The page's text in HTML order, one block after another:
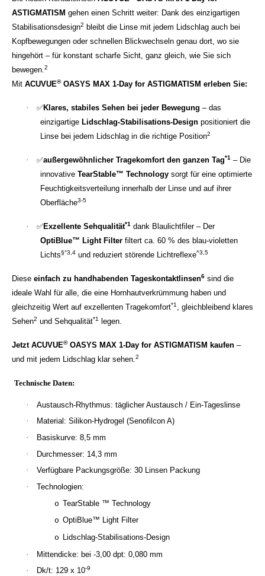
ASTIGMATISM gehen einen Schritt weiter: Dank des einzigartigen
Stabilisationsdesign2 bleibt die Linse mit jedem Lidschlag auch bei
Kopfbewegungen oder schnellen Blickwechseln genau dort, wo sie
hingehört – für konstant scharfe Sicht, ganz gleich, wie Sie sich
bewegen. 2
Mit ACUVUE®OASYS MAX 1-Day for ASTIGMATISM erleben Sie:
· ✅Klares, stabiles Sehen bei jeder Bewegung – das
einzigartige Lidschlag-Stabilisations-Design positioniert die
Linse bei jedem Lidschlag in die richtige Position2
· ✅außergewöhnlicher Tragekomfort den ganzen Tag*1 – Die
innovative TearStable™ Technology sorgt für eine optimierte
Feuchtigkeitsverteilung innerhalb der Linse und auf ihrer
Oberfläche3-5
· ✅Exzellente Sehqualität*1 dank Blaulichtfiler – Der
OptiBlue™ Light Filter filtert ca. 60 % des blau-violetten
Lichts§°3,4 und reduziert störende Lichtreflexe^3,5
Diese einfach zu handhabenden Tageskontaktlinsen6 sind die
ideale Wahl für alle, die eine Hornhautverkrümmung haben und
gleichzeitig Wert auf exzellenten Tragekomfort*1
, gleichbleibend klares
Sehen2 und Sehqualität*1 legen.
Jetzt ACUVUE®OASYS MAX 1-Day for ASTIGMATISM kaufen –
und mit jedem Lidschlag klar sehen. 2
Technische Daten:
·
Austausch-Rhythmus: täglicher Austausch / Ein-Tageslinse
·
Material: Silikon-Hydrogel (Senofilcon A)
·
Basiskurve: 8,5 mm
·
Durchmesser: 14,3 mm
·
Verfügbare Packungsgröße: 30 Linsen Packung
·
Technologien:
o TearStable ™ Technology
o OptiBlue™ Light Filter
o
Lidschlag-Stabilisations-Design
·
Mittendicke: bei -3,00 dpt: 0,080 mm
·
Dk/t: 129 x 10-9